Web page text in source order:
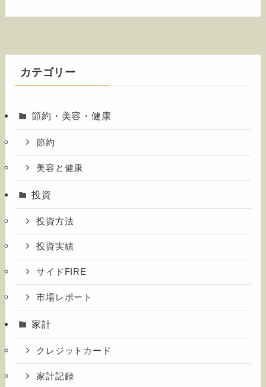
カテゴリー
節約・美容・健康
節約
美容と健康
投資
投資方法
投資実績
サイドFIRE
市場レポート
家計
クレジットカード
家計記録